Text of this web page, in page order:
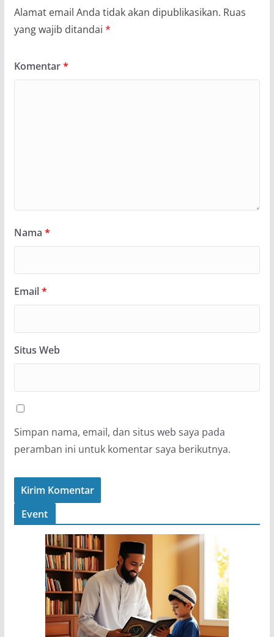
Alamat email Anda tidak akan dipublikasikan. Ruas
yang wajib ditandai *
Komentar*
Nama *
Email*
Situs Web
Simpan nama, email, dan situs web saya pada
peramban ini untuk komentar saya berikutnya.
Event